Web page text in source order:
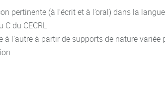
pertinente (à l’écrit et à l’oral) dans la
C du CECRL
à l’autre à partir de supports de nature variée